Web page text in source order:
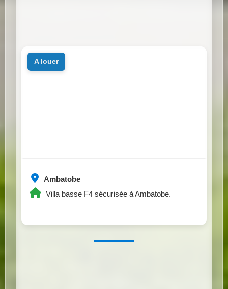
Ambatobe
Villa basse F4 sécurisée à Ambatobe.
a louer